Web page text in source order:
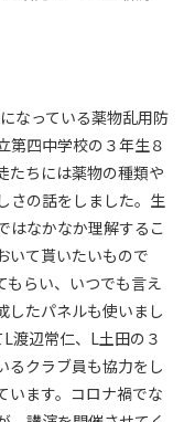
なっている薬物乱用防
第四中学校の３年生８
たちには薬物の種類や
さの話をしました。生
はなかなか理解するこ
いて貰いたいもので
もらい、いつでも言え
したパネルも使いまし
渡辺常仁、L土田の３
るクラブ員も協力をし
います。コロナ禍でな